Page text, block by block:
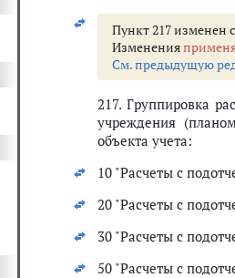
Пункт 217 изменен с
Изменения
См. предыдущую
217. Группировка
учреждения
объекта учета:
10 "Расчеты с
20 "Расчеты с
30 "Расчеты с
50 "Расчеты с